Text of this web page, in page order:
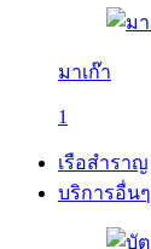
มาเก๊า
1
เรือสำราญ
บริการอื่นๆ